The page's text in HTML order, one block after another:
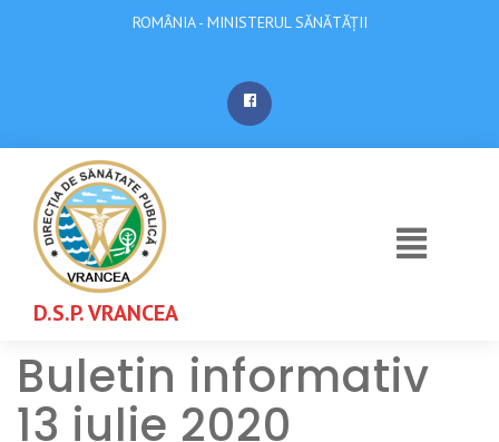
ROMÂNIA - MINISTERUL SĂNĂTĂȚII
D.S.P. VRANCEA
Buletin informativ
13 iulie 2020